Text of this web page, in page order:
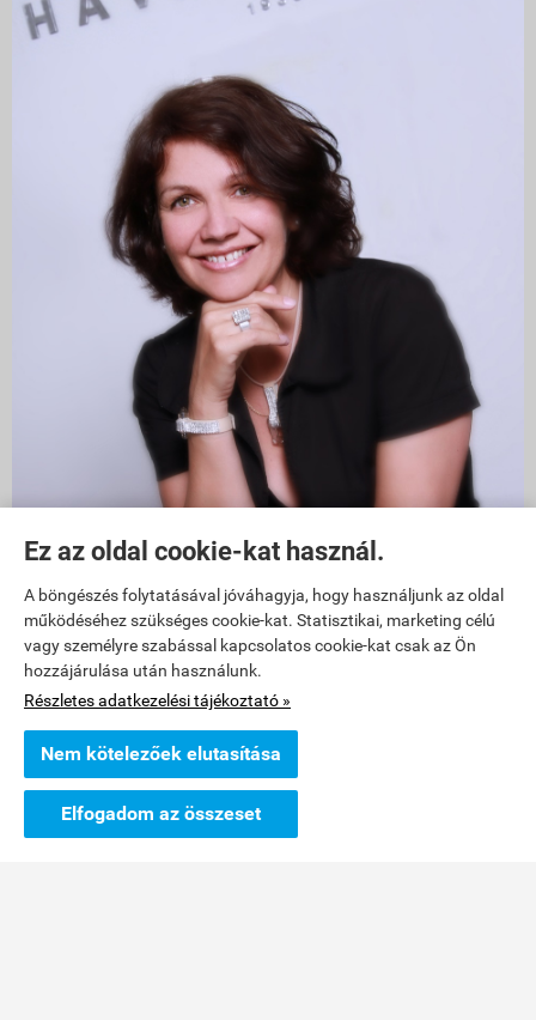
Ez az oldal cookie-kat használ.
A böngészés folytatásával jóváhagyja, hogy használjunk az oldal
működéséhez szükséges cookie-kat. Statisztikai, marketing célú
vagy személyre szabással kapcsolatos cookie-kat csak az Ön
hozzájárulása után használunk.
Részletes adatkezelési tájékoztató »
Nem kötelezőek elutasítása
Elfogadom az összeset
1011 Budapest, Szilágyi Dezső tér 6
üzlet bejárata a FŐ utca felöl van, Fő utca 29-31 között!
Battyhány tértől 3 perc gyalog a Lánchíd felé, Fő utca 29 és 31-es
szám között.
nyitva tartás: h-p: 12-18 ig
Mobil: Írisz +36 30 361 5945
e-mail: info@havalda.hu